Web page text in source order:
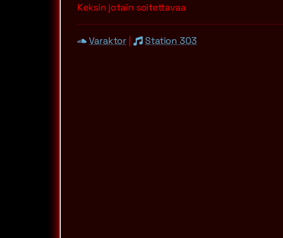
Keksin jotain soitettavaa
Varaktor | Station 303